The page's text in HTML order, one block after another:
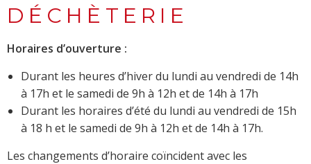
DÉCHÈTERIE
Horaires d’ouverture :
Durant les heures d’hiver du lundi au vendredi de 14h
à 17h et le samedi de 9h à 12h et de 14h à 17h
Durant les horaires d’été du lundi au vendredi de 15h
à 18 h et le samedi de 9h à 12h et de 14h à 17h.
Les changements d’horaire coïncident avec les